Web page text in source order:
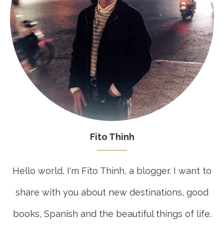
Fito Thinh
Hello world, I'm Fito Thinh, a blogger. I want to
share with you about new destinations, good
books, Spanish and the beautiful things of life.